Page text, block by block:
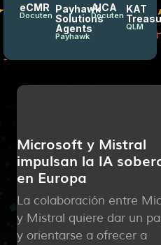
eCMR
Docuten
Payhawk
Solutions
Agents
Payhawk
AICA
Docuten
KAT
QLM
Microsoft y Mistral
impulsan la IA
en Europa
La colaboración entre
y Mistral quiere dar un
y orientarse a ofrecer a